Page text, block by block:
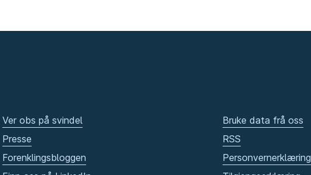
Ver obs på svindel
Presse
Forenklingsbloggen
Bruke data frå oss
RSS
Personvernerklæring